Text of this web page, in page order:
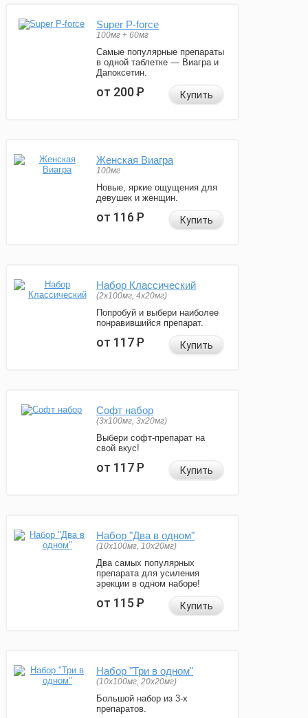
Super P-force
100мг + 60мг
Самые популярные препараты
в одной таблетке — Виагра и
Дапоксетин.
от 200Р Купить
Женская Виагра
100мг
Новые, яркие ощущения для
девушек и женщин.
от 116Р Купить
Набор Классический
(2x100мг, 4x20мг)
Попробуй и выбери наиболее
понравившийся препарат.
от 117Р Купить
Софт набор
(3x100мг, 3x20мг)
Выбери софт-препарат на
свой вкус!
от 117Р Купить
Набор "Два в одном"
(10x100мг, 10x20мг)
Два самых популярных
препарата для усиления
эрекции в одном наборе!
от 115Р Купить
Набор "Три в одном"
(10x100мг, 20x20мг)
Большой набор из 3-х
препаратов.